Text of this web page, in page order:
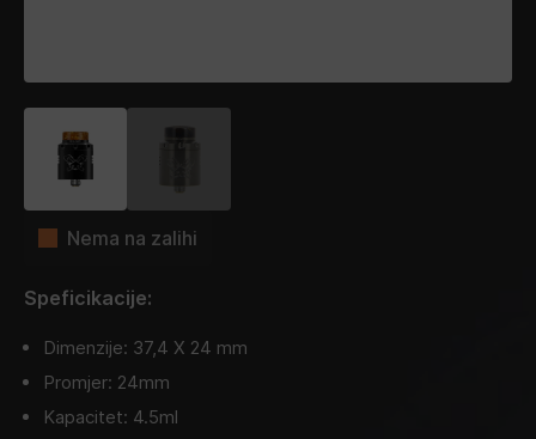
Nema na zalihi
Speficikacije:
Dimenzije: 37,4 X 24 mm
Promjer: 24mm
Kapacitet: 4.5ml